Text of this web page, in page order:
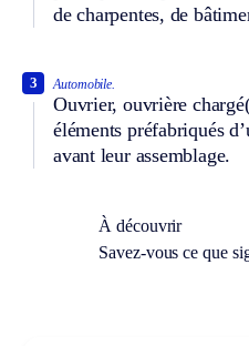
de charpentes, de
Automobile.
Ouvrier, ouvrière
éléments préfabriqués
avant leur assemblage.
3
À découvrir
Savez-vous ce que